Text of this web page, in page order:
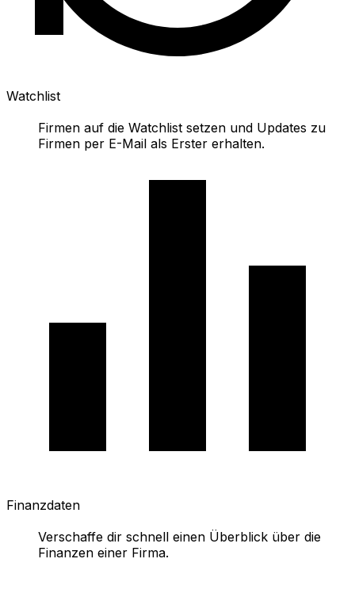
Watchlist
Firmen auf die Watchlist setzen und Updates zu
Firmen per E-Mail als Erster erhalten.
Finanzdaten
Verschaffe dir schnell einen Überblick über die
Finanzen einer Firma.